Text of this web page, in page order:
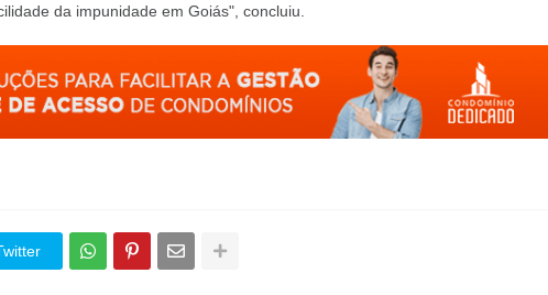
da impunidade em Goiás", concluiu.